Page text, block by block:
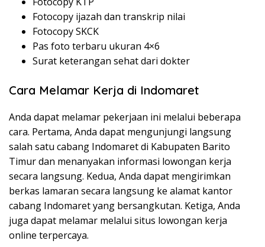
Fotocopy ijazah dan transkrip nilai
Fotocopy SKCK
Pas foto terbaru ukuran 4×6
Surat keterangan sehat dari dokter
Cara Melamar Kerja di Indomaret
Anda dapat melamar pekerjaan ini melalui beberapa
cara. Pertama, Anda dapat mengunjungi langsung
salah satu cabang Indomaret di Kabupaten Barito
Timur dan menanyakan informasi lowongan kerja
secara langsung. Kedua, Anda dapat mengirimkan
berkas lamaran secara langsung ke alamat kantor
cabang Indomaret yang bersangkutan. Ketiga, Anda
juga dapat melamar melalui situs lowongan kerja
online terpercaya.